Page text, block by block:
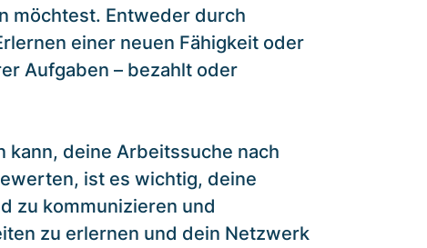
möchtest. Entweder durch
einer neuen Fähigkeit oder
Aufgaben – bezahlt oder
kann, deine Arbeitssuche nach
ist es wichtig, deine
zu kommunizieren und
zu erlernen und dein Netzwerk